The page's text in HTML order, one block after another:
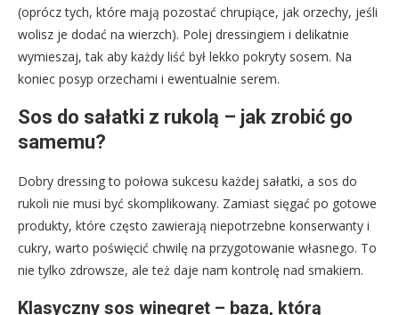
(oprócz tych, które mają pozostać chrupiące, jak orzechy, jeśli
wolisz je dodać na wierzch). Polej dressingiem i delikatnie
wymieszaj, tak aby każdy liść był lekko pokryty sosem. Na
koniec posyp orzechami i ewentualnie serem.
Sos do sałatki z rukolą – jak zrobić go
samemu?
Dobry dressing to połowa sukcesu każdej sałatki, a sos do
rukoli nie musi być skomplikowany. Zamiast sięgać po gotowe
produkty, które często zawierają niepotrzebne konserwanty i
cukry, warto poświęcić chwilę na przygotowanie własnego. To
nie tylko zdrowsze, ale też daje nam kontrolę nad smakiem.
Klasyczny sos winegret – baza, którą